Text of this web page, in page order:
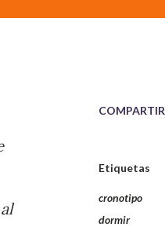
COMPARTIR
Etiquetas
cronotipo
dormir